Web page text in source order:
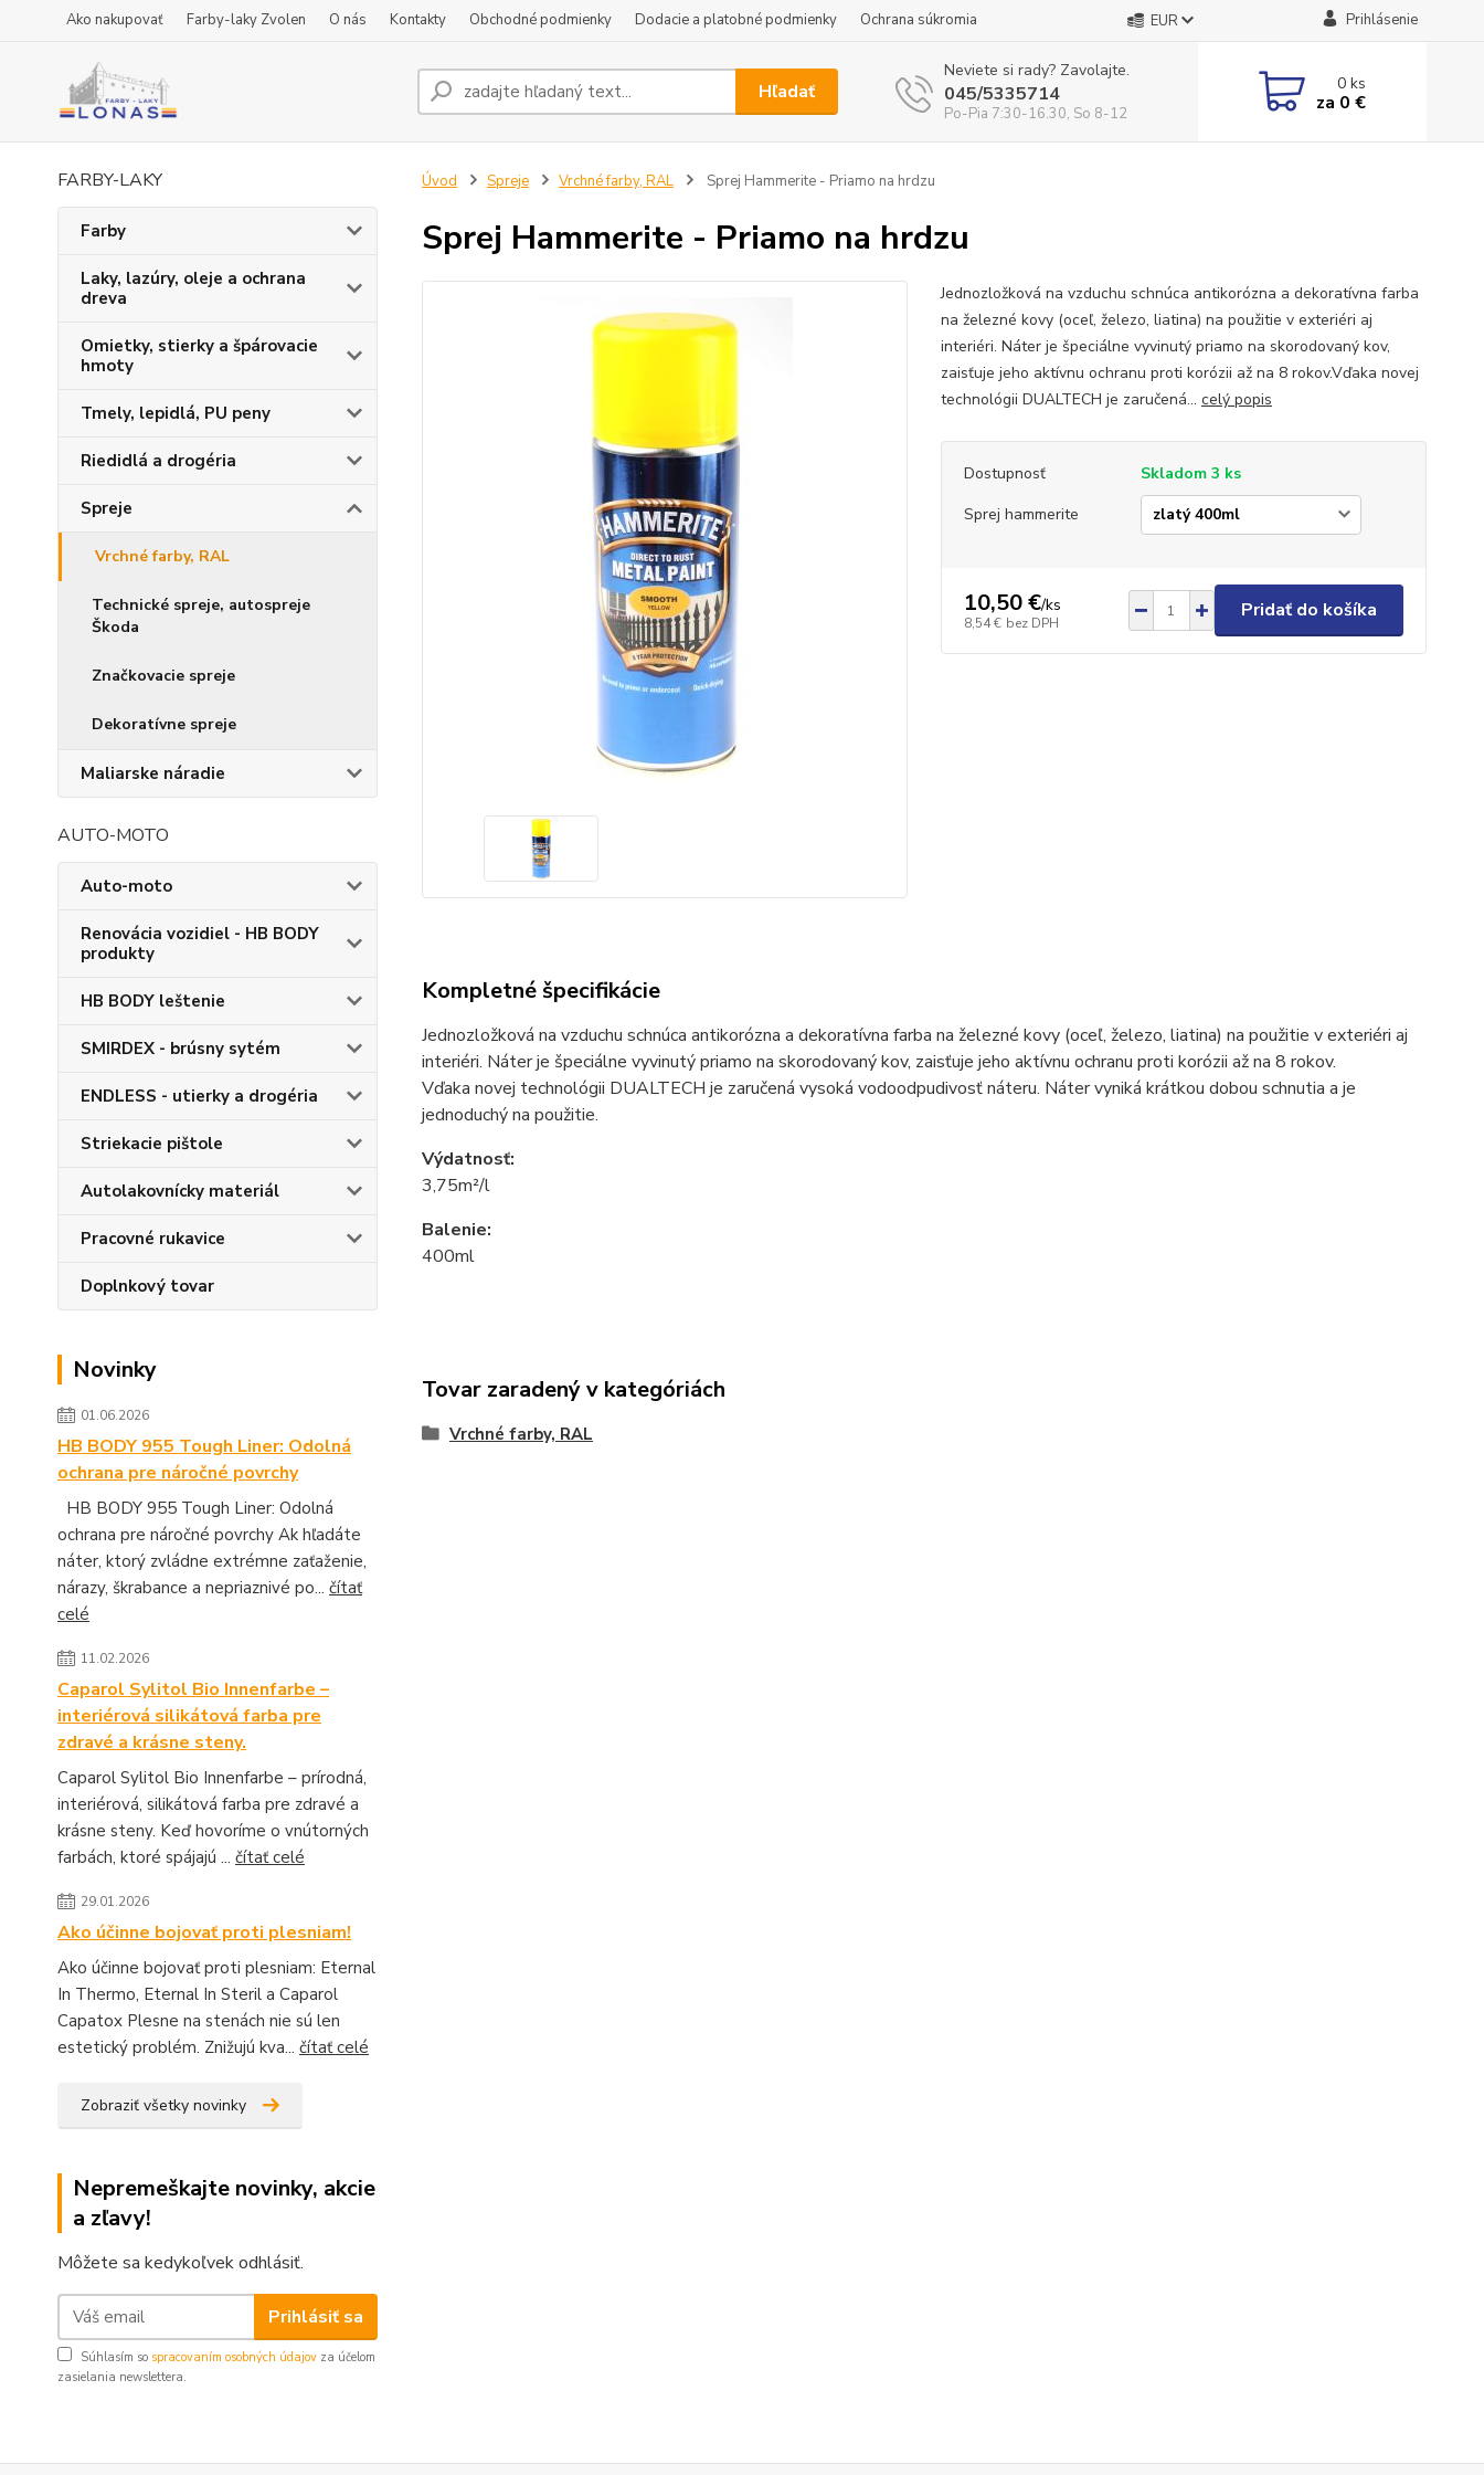
Ako nakupovať Farby-laky Zvolen O nás Kontakty Obchodné podmienky Dodacie a platobné podmienky Ochrana súkromia EUR Prihlásenie
Hľadať
Neviete si rady? Zavolajte.
045/5335714
Po-Pia 7:30-16.30, So 8-12
0ks
za 0 €
FARBY-LAKY
Farby
Laky, lazúry, oleje a ochrana
dreva
Omietky, stierky a špárovacie
hmoty
Tmely, lepidlá, PU peny
Riedidlá a drogéria
Spreje
Vrchné farby, RAL
Technické spreje, autospreje
Škoda
Značkovacie spreje
Dekoratívne spreje
Maliarske náradie
AUTO-MOTO
Auto-moto
Renovácia vozidiel - HB BODY
produkty
HB BODY leštenie
SMIRDEX - brúsny sytém
ENDLESS - utierky a drogéria
Striekacie pištole
Autolakovnícky materiál
Pracovné rukavice
Doplnkový tovar
Novinky
01.06.2026
HB BODY 955 Tough Liner: Odolná
ochrana pre náročné povrchy
HB BODY 955 Tough Liner: Odolná
ochrana pre náročné povrchy Ak hľadáte
náter, ktorý zvládne extrémne zaťaženie,
nárazy, škrabance a nepriaznivé po... čítať
celé
11.02.2026
Caparol Sylitol Bio Innenfarbe –
interiérová silikátová farba pre
zdravé a krásne steny.
Caparol Sylitol Bio Innenfarbe – prírodná,
interiérová, silikátová farba pre zdravé a
krásne steny. Keď hovoríme o vnútorných
farbách, ktoré spájajú ... čítať celé
29.01.2026
Ako účinne bojovať proti plesniam!
Ako účinne bojovať proti plesniam: Eternal
In Thermo, Eternal In Steril a Caparol
Capatox Plesne na stenách nie sú len
estetický problém. Znižujú kva... čítať celé
Zobraziť všetky novinky
Nepremeškajte novinky, akcie
a zľavy!
Môžete sa kedykoľvek odhlásiť.
Prihlásiť sa
Súhlasím so spracovaním osobných údajov za účelom
zasielania newslettera.
Úvod Spreje Vrchné farby, RAL Sprej Hammerite - Priamo na hrdzu
Sprej Hammerite - Priamo na hrdzu
Jednozložková na vzduchu schnúca antikorózna a dekoratívna farba
na železné kovy (oceľ, železo, liatina) na použitie v exteriéri aj
interiéri. Náter je špeciálne vyvinutý priamo na skorodovaný kov,
zaisťuje jeho aktívnu ochranu proti korózii až na 8 rokov.Vďaka novej
technológii DUALTECH je zaručená... celý popis
Dostupnosť
Skladom 3 ks
Sprej hammerite
10,50 €/ks
8,54 € bez DPH
Pridať do košíka
Kompletné špecifikácie
Jednozložková na vzduchu schnúca antikorózna a dekoratívna farba na železné kovy (oceľ, železo, liatina) na použitie v exteriéri aj
interiéri. Náter je špeciálne vyvinutý priamo na skorodovaný kov, zaisťuje jeho aktívnu ochranu proti korózii až na 8 rokov.
Vďaka novej technológii DUALTECH je zaručená vysoká vodoodpudivosť náteru. Náter vyniká krátkou dobou schnutia a je
jednoduchý na použitie.
Výdatnosť:
3,75m²/l
Balenie:
400ml
Tovar zaradený v kategóriách
Vrchné farby, RAL